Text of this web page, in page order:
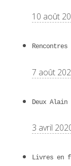
10 août
7 août
Deux
3 avril
Livres en